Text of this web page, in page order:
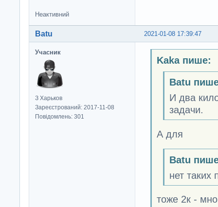
Неактивний
2021-01-08 17:39:47
Batu
Учасник
З Харьков
Зареєстрований: 2017-11-08
Повідомлень: 301
Kaka пише:
Batu
И два
задачи.
А для
Batu
нет таких
тоже 2к -